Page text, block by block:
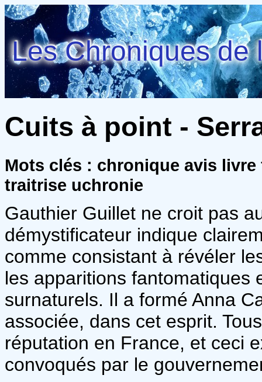
Les Chroniques de
Cuits à point -
Mots clés : chronique avis
traitrise uchronie
Gauthier Guillet ne croit pas
démystificateur indique
comme consistant à révéler
les apparitions fantomatiques
surnaturels. Il a formé Anna
associée, dans cet esprit.
réputation en France, et ceci
convoqués par le